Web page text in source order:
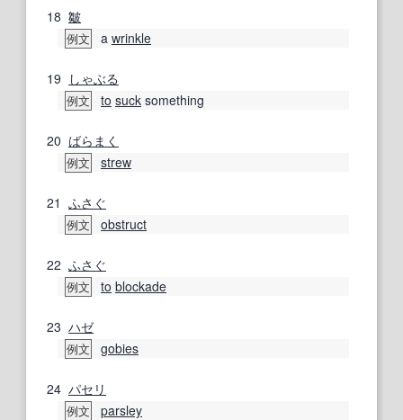
18 皺
例文 a wrinkle
19 しゃぶる
例文 to suck something
20 ばらまく
例文 strew
21 ふさぐ
例文 obstruct
22 ふさぐ
例文 to blockade
23 ハゼ
例文 gobies
24 パセリ
例文 parsley